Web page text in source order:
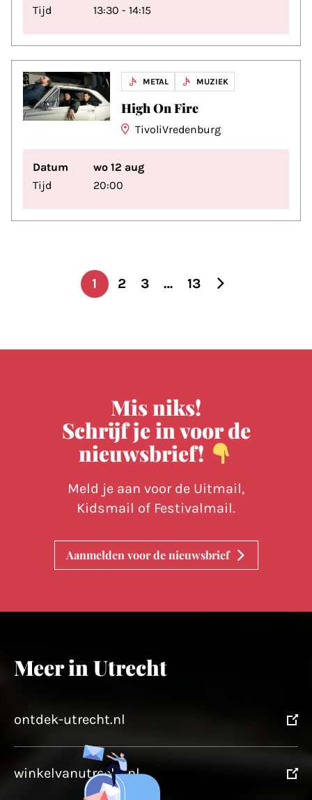
Tijd
13:30 - 14:15
METAL MUZIEK
High On Fire
TivoliVredenburg
Datum
wo 12 aug
Tijd
20:00
Berichten paginering
1 2 3 … 13
Mis niks!
Schrijf je in voor de
nieuwsbrief!
Meld je aan voor de Uitmail,
Kidsmail of Festivalmail.
Aanmelden voor de nieuwsbrief
Meer in Utrecht
ontdek-utrecht.nl
winkelvanutrecht.nl